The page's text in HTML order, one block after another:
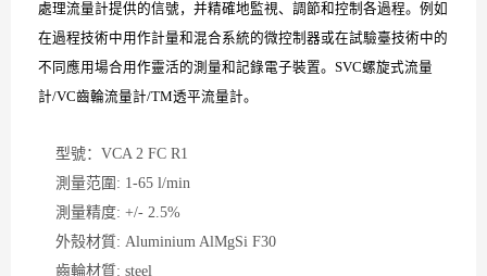
處理流量計提供的信號，并精確地監視、調節和控制各過程。例如
在過程技術中用作計量和混合系統的微控制器或在試驗臺技術中的
不同應用場合用作靈活的測量和記錄電子裝置。SVC螺旋式流量
計/VC齒輪流量計/TM透平流量計。
型號：VCA 2 FC R1
測量范圍: 1-65 l/min
測量精度: +/- 2.5%
外殼材質: Aluminium AlMgSi F30
齒輪材質: steel